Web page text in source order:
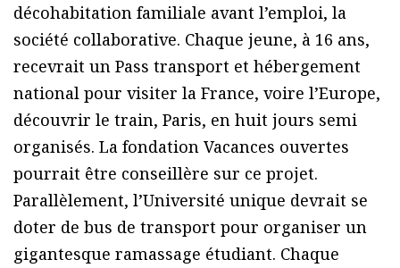
décohabitation familiale avant l’emploi, la
société collaborative. Chaque jeune, à 16 ans,
recevrait un Pass transport et hébergement
national pour visiter la France, voire l’Europe,
découvrir le train, Paris, en huit jours semi
organisés. La fondation Vacances ouvertes
pourrait être conseillère sur ce projet.
Parallèlement, l’Université unique devrait se
doter de bus de transport pour organiser un
gigantesque ramassage étudiant. Chaque